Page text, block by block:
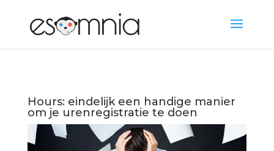
Hours: eindelijk een handige manier
om je urenregistratie te doen